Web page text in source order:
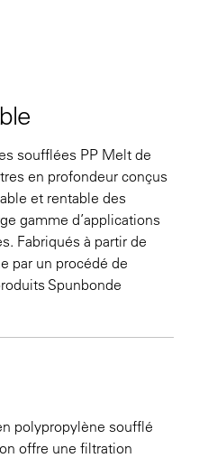
soufflées PP Melt de
en profondeur conçus
et rentable des
gamme d’applications
Fabriqués à partir de
par un procédé de
Spunbonde
polypropylène soufflé
offre une filtration